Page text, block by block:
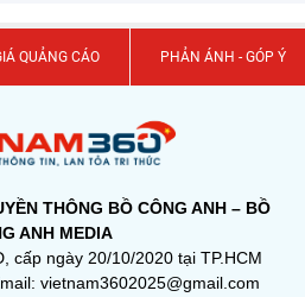
Chủ tịch nước kêu gọi các nước thực
hiện các cam kết về tài chính khí hậu
Nhân
Du lịch ven biển gấp rút ứng phó bão
Ragasa
10:00 24/09/2025 Đời Sống